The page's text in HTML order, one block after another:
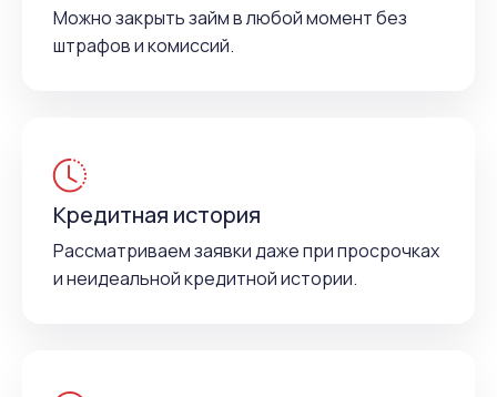
Можно закрыть займ в любой момент без
штрафов и комиссий.
Кредитная история
Рассматриваем заявки даже при просрочках
и неидеальной кредитной истории.